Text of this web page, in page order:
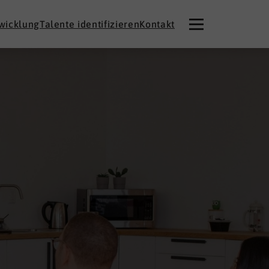
Talente identifizierenKontakt